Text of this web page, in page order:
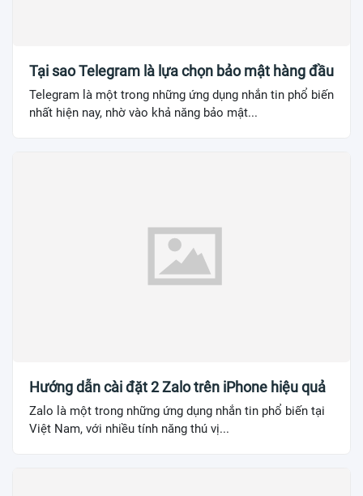
Tại sao Telegram là lựa chọn bảo mật hàng đầu
Telegram là một trong những ứng dụng nhắn tin phổ biến
nhất hiện nay, nhờ vào khả năng bảo mật...
Hướng dẫn cài đặt 2 Zalo trên iPhone hiệu quả
Zalo là một trong những ứng dụng nhắn tin phổ biến tại
Việt Nam, với nhiều tính năng thú vị...